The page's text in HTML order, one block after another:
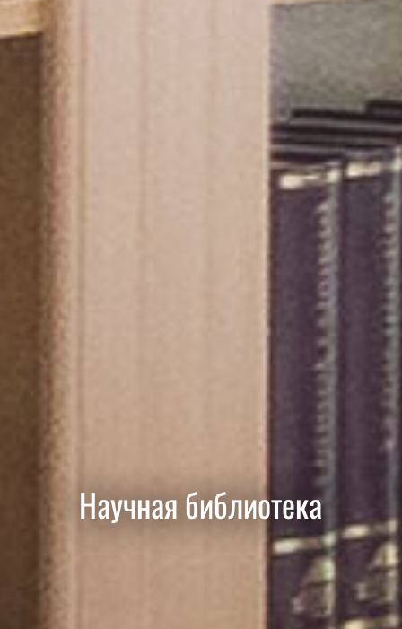
Научная библиотека